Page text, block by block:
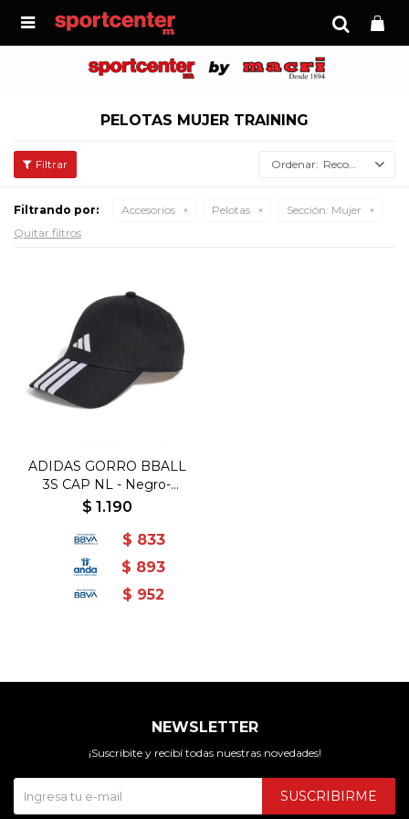

PELOTAS MUJER TRAINING
Recomendados
Filtrando por: Accesorios Pelotas Sección: Mujer
Quitar filtros
ADIDAS GORRO BBALL
3S CAP NL - Negro-
Blanco
$ 1.190
$ 833
$ 893
$ 952
NEWSLETTER
¡Suscribite y recibí todas nuestras novedades!
SUSCRIBIRME